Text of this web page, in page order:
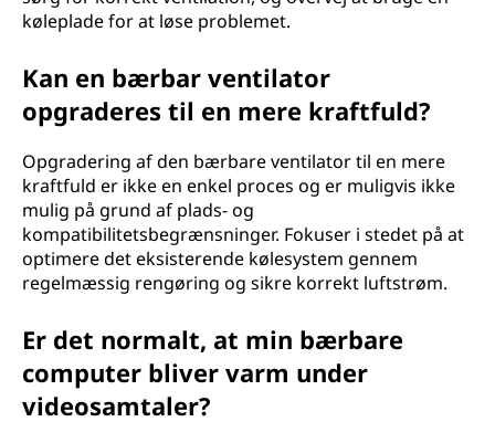
køleplade for at løse problemet.
Kan en bærbar ventilator
opgraderes til en mere kraftfuld?
Opgradering af den bærbare ventilator til en mere
kraftfuld er ikke en enkel proces og er muligvis ikke
mulig på grund af plads- og
kompatibilitetsbegrænsninger. Fokuser i stedet på at
optimere det eksisterende kølesystem gennem
regelmæssig rengøring og sikre korrekt luftstrøm.
Er det normalt, at min bærbare
computer bliver varm under
videosamtaler?